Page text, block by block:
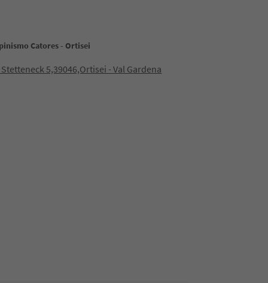
Catores - Ortisei
Stetteneck 5,39046,Ortisei - Val Gardena